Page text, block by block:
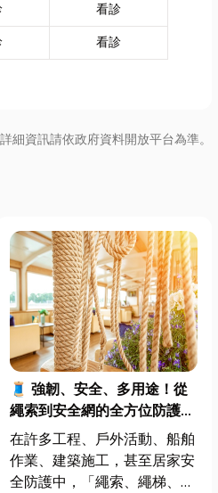
看診
看診
細資訊請依政府資料開放平台為準。
🧵 強韌、安全、多用途！從
繩索到安全網的全方位防護應
用指南
在許多工程、戶外活動、船舶
作業、建築施工，甚至居家安
全防護中，「繩索、繩梯、安